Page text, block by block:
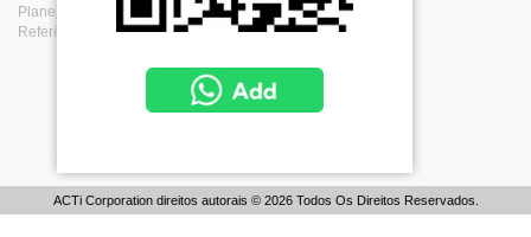
Planejamento do Projeto
Referências do Projeto
Política de
Cookies
ACTi Corporation direitos autorais © 2026 Todos Os Direitos Reservados.